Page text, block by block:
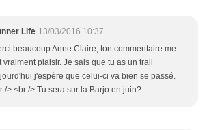
Life 13/03/2016 10:37
beaucoup Anne Claire, ton commentaire me
vraiment plaisir. Je sais que tu as un trail
j'espère que celui-ci va bien se passé.
/> <br /> Tu sera sur la Barjo en juin?